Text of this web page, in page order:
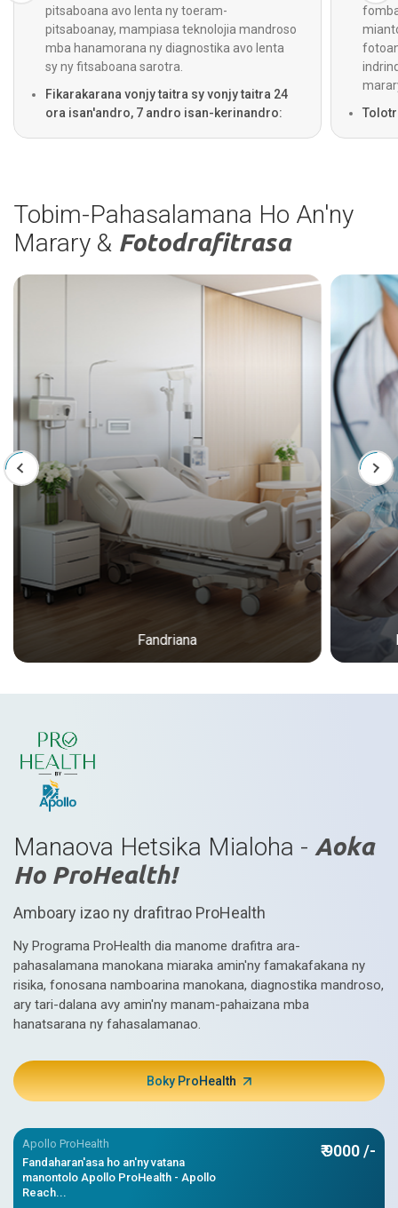
pitsaboana avo lenta ny toeram-
pitsaboanay, mampiasa teknolojia mandroso
mba hanamorana ny diagnostika avo lenta
sy ny fitsaboana sarotra.
Fikarakarana vonjy taitra sy vonjy taitra 24
ora isan'andro, 7 andro isan-kerinandro:
mpamonjy voina izay miasa 24 ora
isan'andro ho an'ny fitsaboana maika.
Tobim-Pahasalamana Ho An'ny
Marary & Fotodrafitrasa
Fandriana
Manaova Hetsika Mialoha - Aoka
Ho ProHealth!
Amboary izao ny drafitrao ProHealth
Ny Programa ProHealth dia manome drafitra ara-
pahasalamana manokana miaraka amin'ny famakafakana ny
risika, fonosana namboarina manokana, diagnostika mandroso,
ary tari-dalana avy amin'ny manam-pahaizana mba
hanatsarana ny fahasalamanao.
Boky ProHealth
Apollo ProHealth
Fandaharan'asa ho an'ny vatana
manontolo Apollo ProHealth - Apollo
Reach...
₹ 9000 /-